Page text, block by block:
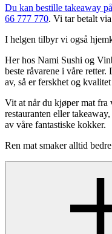
Du kan bestille takeaway
66 777 770. Vi tar betalt
I helgen tilbyr vi også
Her hos Nami Sushi og
beste råvarene i våre
av, så er ferskhet og
Vit at når du kjøper mat fra
restauranten eller
av våre fantastiske kokker.
Ren mat smaker alltid